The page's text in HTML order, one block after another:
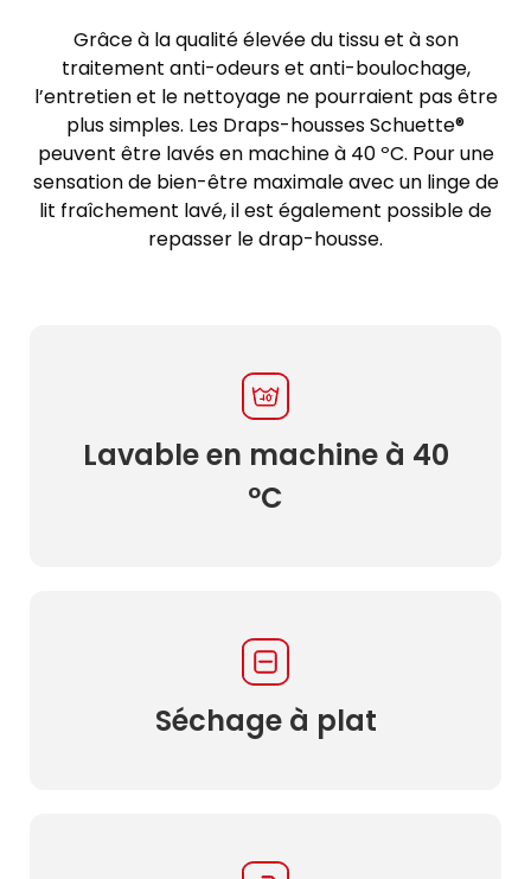
Grâce à la qualité élevée du tissu et à son
traitement anti-odeurs et anti-boulochage,
l’entretien et le nettoyage ne pourraient pas être
plus simples. Les Draps-housses Schuette®
peuvent être lavés en machine à 40 ºC. Pour une
sensation de bien-être maximale avec un linge de
lit fraîchement lavé, il est également possible de
repasser le drap-housse.
Lavable en machine à 40
ºC
Séchage à plat